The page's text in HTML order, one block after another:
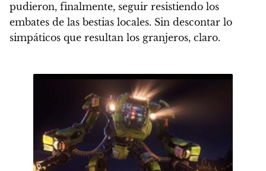
pudieron, finalmente, seguir resistiendo los
embates de las bestias locales. Sin descontar lo
simpáticos que resultan los granjeros, claro.